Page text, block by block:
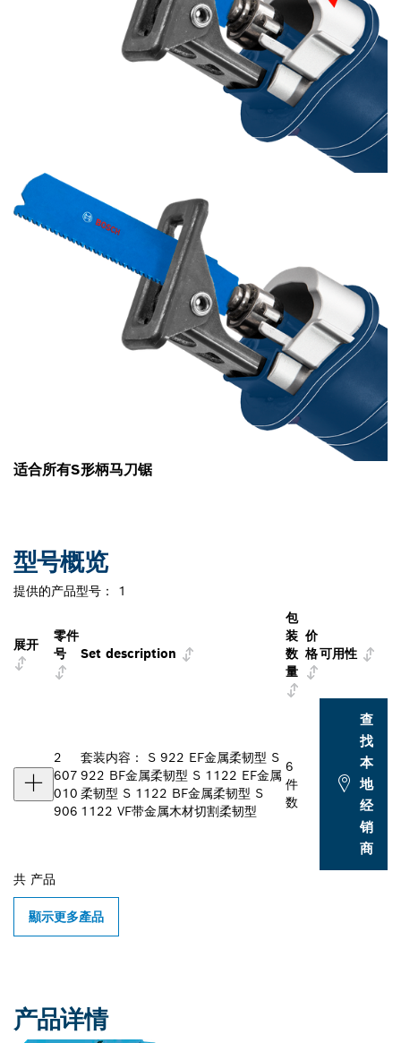
适合所有S形柄马刀锯
型号概览
提供的产品型号： 1
展开
零件
号
Set description
包
装
数
量
价
格可用性
2
607
010
906
套装内容： S 922 EF金属柔韧型 S
922 BF金属柔韧型 S 1122 EF金属
柔韧型 S 1122 BF金属柔韧型 S
1122 VF带金属木材切割柔韧型
6
件
数
查
找
本
地
经
销
商
共 产品
顯示更多產品
产品详情